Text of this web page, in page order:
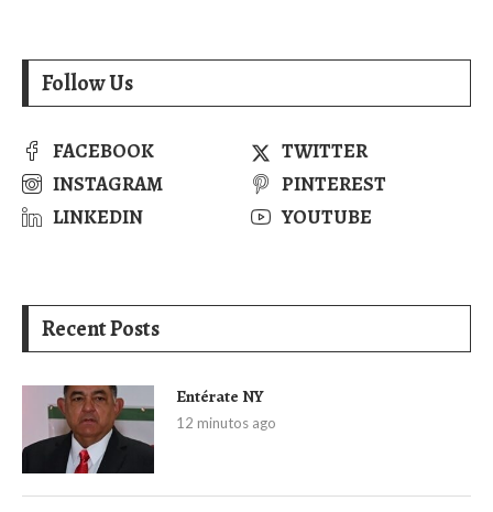
Follow Us
FACEBOOK
TWITTER
INSTAGRAM
PINTEREST
LINKEDIN
YOUTUBE
Recent Posts
Entérate NY
12 minutos ago